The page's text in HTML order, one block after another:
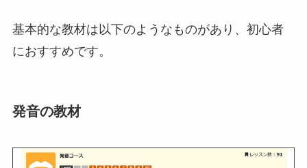
基本的な教材は以下のようなものがあり、初心者
におすすめです。
発音の教材